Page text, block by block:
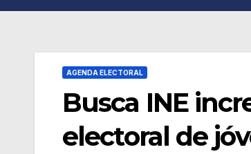
AGENDA ELECTORAL
Busca INE
electoral de